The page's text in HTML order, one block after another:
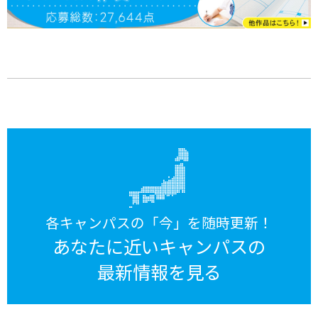
各キャンパスの「今」を随時更新！
あなたに近いキャンパスの
最新情報を見る